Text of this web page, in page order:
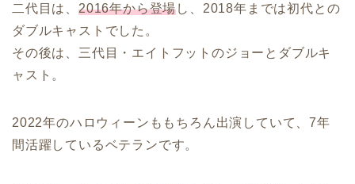
二代目は、 2016年から登場し、2018年までは初代との
ダブルキャストでした。
その後は、三代目・エイトフットのジョーとダブルキ
ャスト。
2022年のハロウィーンももちろん出演していて、7年
間活躍しているベテランです。